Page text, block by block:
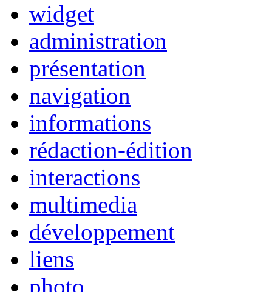
widget
administration
présentation
navigation
informations
rédaction-édition
interactions
multimedia
développement
liens
photo